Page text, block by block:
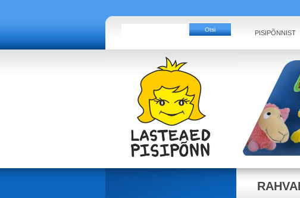
PISIPÕNNIST